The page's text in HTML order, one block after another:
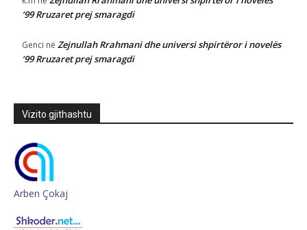
‘99 Rruzaret prej smaragdi
Genci në Zejnullah Rrahmani dhe universi shpirtëror i novelës
‘99 Rruzaret prej smaragdi
Vizito gjithashtu
Arben Çokaj